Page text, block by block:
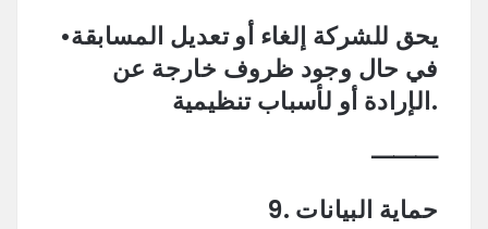
•يحق للشركة إلغاء أو تعديل المسابقة
في حال وجود ظروف خارجة عن
الإرادة أو لأسباب تنظيمية.
⸻
9. حماية البيانات